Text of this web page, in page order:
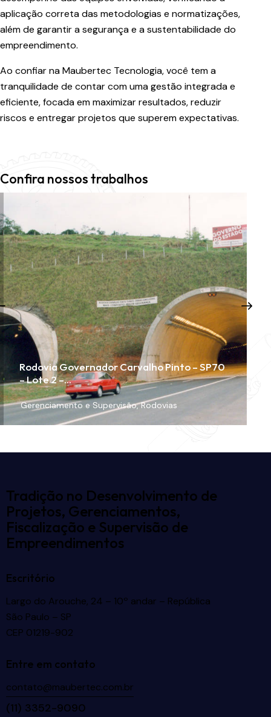
aplicação correta das metodologias e normatizações,
além de garantir a segurança e a sustentabilidade do
empreendimento.
Ao confiar na Maubertec Tecnologia, você tem a
tranquilidade de contar com uma gestão integrada e
eficiente, focada em maximizar resultados, reduzir
riscos e entregar projetos que superem expectativas.
Confira nossos trabalhos
Rodovia Governador Carvalho Pinto – SP70
– Lote 2 –…
Gerenciamento e Supervisão,Rodovias
Tradição no Desenvolvimento de
Projetos, Gerenciamentos,
Fiscalização e Supervisão de
Empreendimentos
Escritório
Largo do Arouche, 24 – 10º andar – República
São Paulo – SP
CEP 01219-902
Entre em contato
contato@maubertec.com.br
(11) 3352-9090